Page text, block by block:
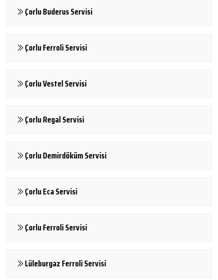
Çorlu Buderus Servisi
Çorlu Ferroli Servisi
Çorlu Vestel Servisi
Çorlu Regal Servisi
Çorlu Demirdöküm Servisi
Çorlu Eca Servisi
Çorlu Ferroli Servisi
Lüleburgaz Ferroli Servisi